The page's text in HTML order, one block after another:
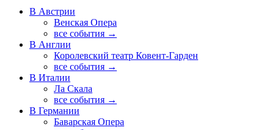
В Австрии
Венская Опера
все события →
В Англии
Королевский театр Ковент-Гарден
все события →
В Италии
Ла Скала
все события →
В Германии
Баварская Опера